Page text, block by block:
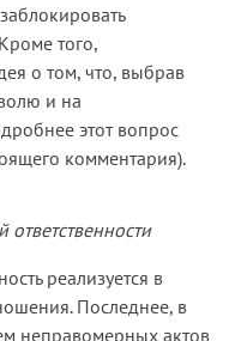
того,
о том, что, выбрав
и на
этот вопрос
комментария).
реализуется в
Последнее, в
неправомерных актов